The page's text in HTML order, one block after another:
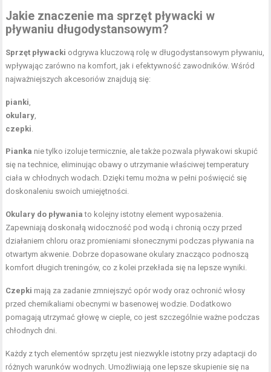
Jakie znaczenie ma sprzęt pływacki w
pływaniu długodystansowym?
Sprzęt pływacki odgrywa kluczową rolę w długodystansowym pływaniu,
wpływając zarówno na komfort, jak i efektywność zawodników. Wśród
najważniejszych akcesoriów znajdują się:
pianki
okulary
czepki
Pianka nie tylko izoluje termicznie, ale także pozwala pływakowi skupić
się na technice, eliminując obawy o utrzymanie właściwej temperatury
ciała w chłodnych wodach. Dzięki temu można w pełni poświęcić się
doskonaleniu swoich umiejętności.
Okulary do pływania to kolejny istotny element wyposażenia.
Zapewniają doskonałą widoczność pod wodą i chronią oczy przed
działaniem chloru oraz promieniami słonecznymi podczas pływania na
otwartym akwenie. Dobrze dopasowane okulary znacząco podnoszą
komfort długich treningów, co z kolei przekłada się na lepsze wyniki.
Czepki mają za zadanie zmniejszyć opór wody oraz ochronić włosy
przed chemikaliami obecnymi w basenowej wodzie. Dodatkowo
pomagają utrzymać głowę w cieple, co jest szczególnie ważne podczas
chłodnych dni.
Każdy z tych elementów sprzętu jest niezwykle istotny przy adaptacji do
różnych warunków wodnych. Umożliwiają one lepsze skupienie się na